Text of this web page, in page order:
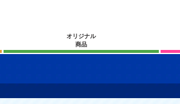
オリジナル
商品